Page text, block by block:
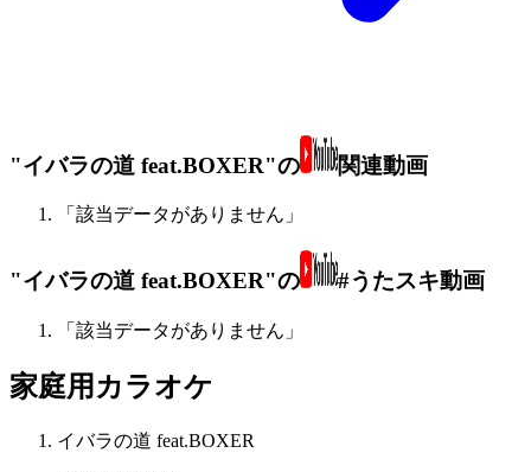
"イバラの道 feat.BOXER"の 関連動画
「該当データがありません」
"イバラの道 feat.BOXER"の #うたスキ動画
「該当データがありません」
家庭用カラオケ
イバラの道 feat.BOXER